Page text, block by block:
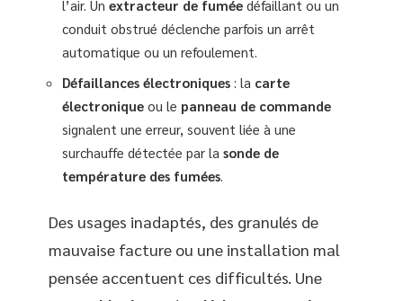
l’air. Un extracteur de fumée défaillant ou un
conduit obstrué déclenche parfois un arrêt
automatique ou un refoulement.
Défaillances électroniques : la carte
électronique ou le panneau de commande
signalent une erreur, souvent liée à une
surchauffe détectée par la sonde de
température des fumées
Des usages inadaptés, des granulés de
mauvaise facture ou une installation mal
pensée accentuent ces difficultés. Une